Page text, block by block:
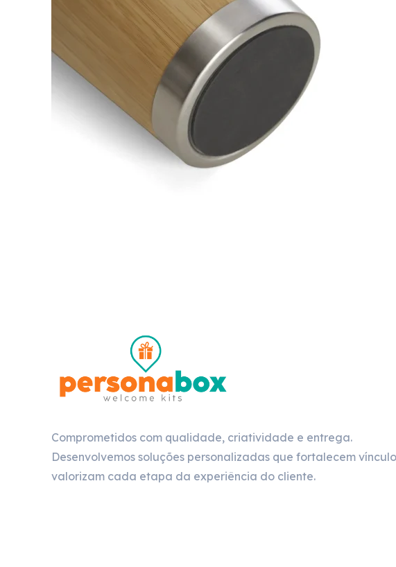
Comprometidos com qualidade, criatividade e entrega.
Desenvolvemos soluções personalizadas que fortalecem
valorizam cada etapa da experiência do cliente.